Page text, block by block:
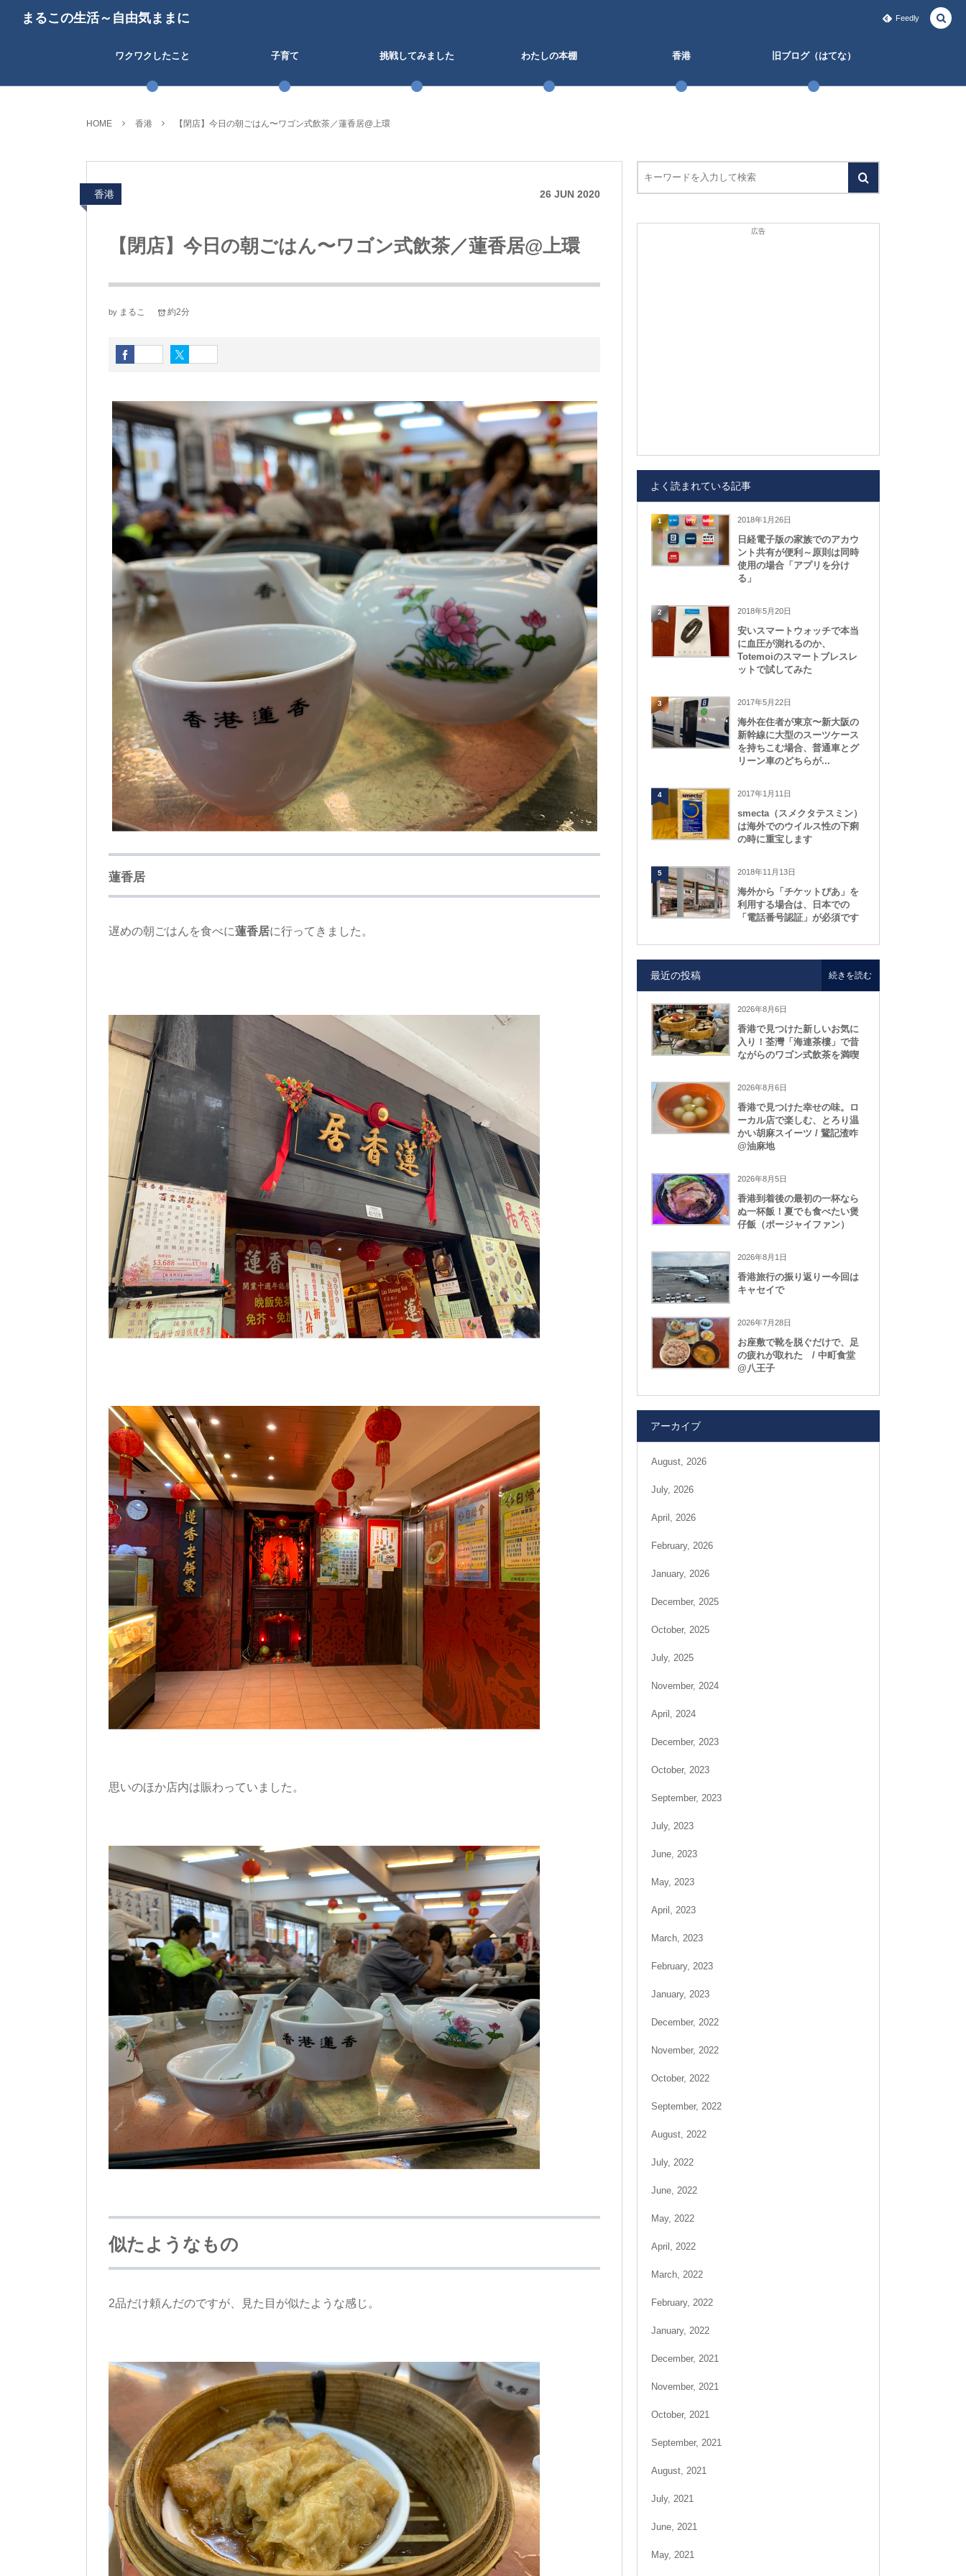
まるこの生活～自由気ままに Feedly
ワクワクしたこと 子育て 挑戦してみました わたしの本棚 香港 旧ブログ（はてな）
HOME 香港 【閉店】今日の朝ごはん〜ワゴン式飲茶／蓮香居@上環
香港 26 JUN 2020
【閉店】今日の朝ごはん〜ワゴン式飲茶／蓮香居@上環
by まるこ 約2分
蓮香居
遅めの朝ごはんを食べに蓮香居に行ってきました。
思いのほか店内は賑わっていました。
似たようなもの
2品だけ頼んだのですが、見た目が似たような感じ。
広告
よく読まれている記事
1 2018年1月26日
日経電子版の家族でのアカウ
ント共有が便利～原則は同時
使用の場合「アプリを分け
る」
2 2018年5月20日
安いスマートウォッチで本当
に血圧が測れるのか、
Totemoiのスマートブレスレ
ットで試してみた
3 2017年5月22日
海外在住者が東京〜新大阪の
新幹線に大型のスーツケース
を持ちこむ場合、普通車とグ
リーン車のどちらが...
4 2017年1月11日
smecta（スメクタテスミン）
は海外でのウイルス性の下痢
の時に重宝します
5 2018年11月13日
海外から「チケットぴあ」を
利用する場合は、日本での
「電話番号認証」が必須です
最近の投稿
2026年8月6日
香港で見つけた新しいお気に
入り！荃灣「海連茶樓」で昔
ながらのワゴン式飲茶を満喫
2026年8月6日
香港で見つけた幸せの味。ロ
ーカル店で楽しむ、とろり温
かい胡麻スイーツ / 鵞記渣咋
@油麻地
2026年8月5日
香港到着後の最初の一杯なら
ぬ一杯飯！夏でも食べたい煲
仔飯（ポージャイファン）
2026年8月1日
香港旅行の振り返りー今回は
キャセイで
2026年7月28日
お座敷で靴を脱ぐだけで、足
の疲れが取れた / 中町食堂
@八王子
続きを読む
アーカイブ
August, 2026
July, 2026
April, 2026
February, 2026
January, 2026
December, 2025
October, 2025
July, 2025
November, 2024
April, 2024
December, 2023
October, 2023
September, 2023
July, 2023
June, 2023
May, 2023
April, 2023
March, 2023
February, 2023
January, 2023
December, 2022
November, 2022
October, 2022
September, 2022
August, 2022
July, 2022
June, 2022
May, 2022
April, 2022
March, 2022
February, 2022
January, 2022
December, 2021
November, 2021
October, 2021
September, 2021
August, 2021
July, 2021
June, 2021
May, 2021